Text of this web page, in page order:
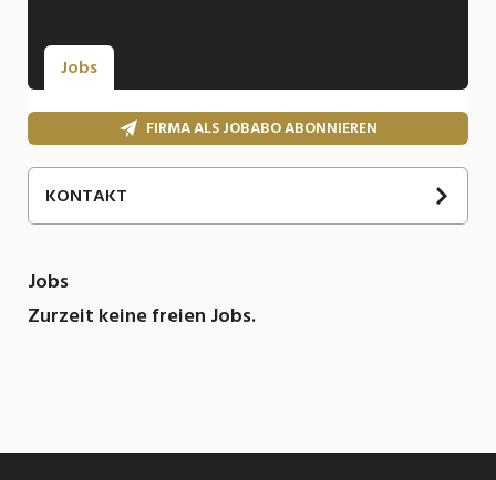
Jobs
FIRMA ALS JOBABO ABONNIEREN
KONTAKT
Jobs
Zurzeit keine freien Jobs.